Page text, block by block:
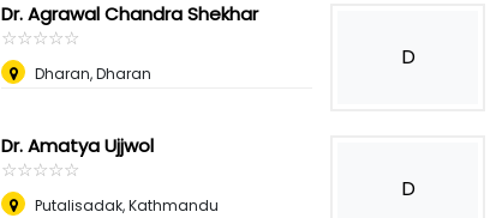
Dr. Agrawal Chandra Shekhar
☆☆☆☆☆
★★★★★
Dharan, Dharan
D
Dr. Amatya Ujjwol
☆☆☆☆☆
★★★★★
Putalisadak, Kathmandu
D